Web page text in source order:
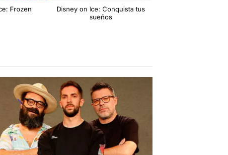
Frozen
Disney on Ice: Conquista tus
sueños